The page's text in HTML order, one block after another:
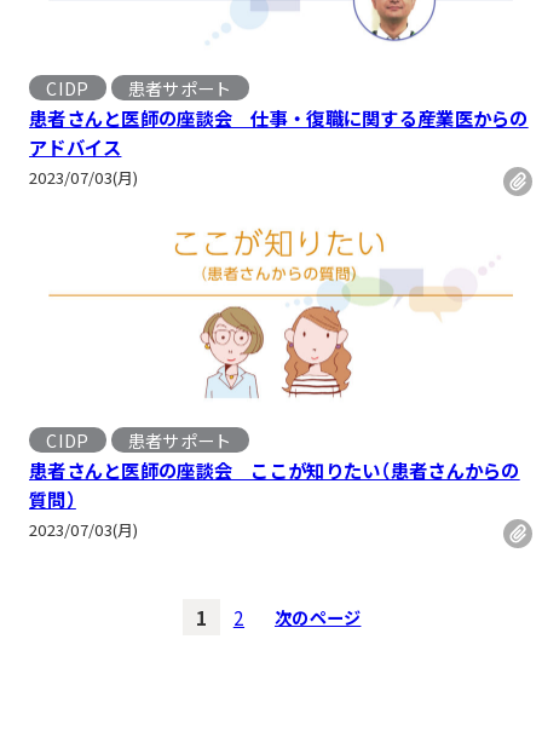
CIDP 患者サポート
患者さんと医師の座談会 仕事・復職に関する産業医からの
アドバイス
2023/07/03(月)
CIDP 患者サポート
患者さんと医師の座談会 ここが知りたい（患者さんからの
質問）
2023/07/03(月)
1 2 次のページ